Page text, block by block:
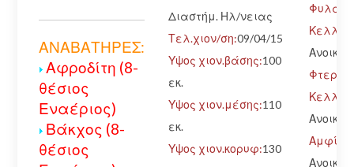
ΑΝΑΒΑΤΗΡΕΣ:
Αφροδίτη (8-
θέσιος
Εναέριος)
Βάκχος (8-
θέσιος
Διαστήμ. Ηλ/νειας
Τελ.χιον/ση:09/04/15
Υψος χιον.βάσης:100
εκ.
Υψος χιον.μέσης:110
εκ.
Υψος χιον.κορυφ:130
Αμφίκ.-